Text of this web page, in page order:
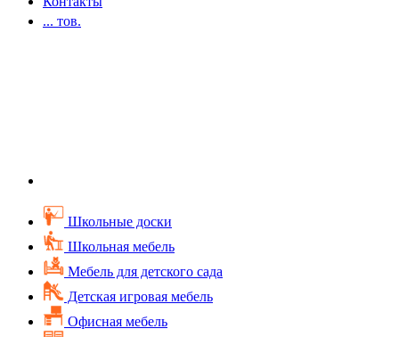
... тов.
Школьные доски
Школьная мебель
Мебель для детского сада
Детская игровая мебель
Офисная мебель